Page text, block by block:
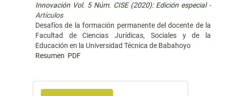
Innovación Vol. 5 Núm. CISE (2020): Edición especial-
Artículos
Desafíos de la formación permanente del docente de la
Facultad de Ciencias Jurídicas, Sociales y de la
Educación en la Universidad Técnica de Babahoyo
Resumen PDF